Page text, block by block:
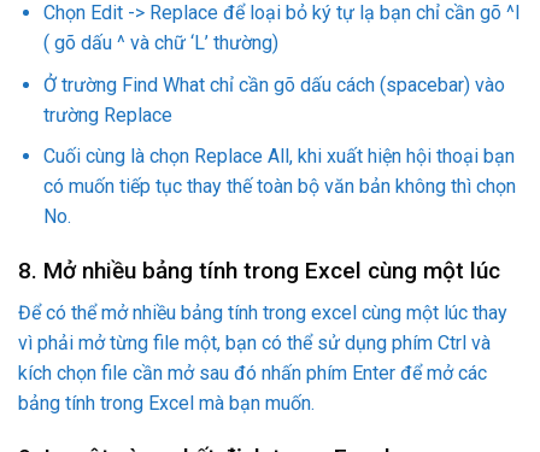
Chọn Edit -> Replace để loại bỏ ký tự lạ bạn chỉ cần gõ ^l
( gõ dấu ^ và chữ ‘L’ thường)
Ở trường Find What chỉ cần gõ dấu cách (spacebar) vào
trường Replace
Cuối cùng là chọn Replace All, khi xuất hiện hội thoại bạn
có muốn tiếp tục thay thế toàn bộ văn bản không thì chọn
No.
8. Mở nhiều bảng tính trong Excel cùng một lúc
Để có thể mở nhiều bảng tính trong excel cùng một lúc thay
vì phải mở từng file một, bạn có thể sử dụng phím Ctrl và
kích chọn file cần mở sau đó nhấn phím Enter để mở các
bảng tính trong Excel mà bạn muốn.